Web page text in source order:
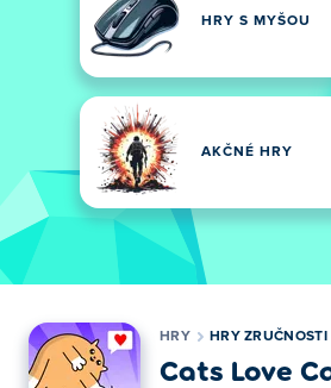
HRY S MYŠOU
AKČNÉ HRY
HRY HRY ZRUČNOSTI
Cats Love